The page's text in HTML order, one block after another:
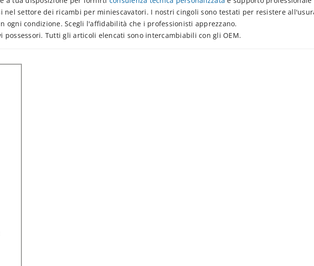
nel settore dei ricambi per miniescavatori. I nostri cingoli sono testati per resistere
ogni condizione. Scegli l'affidabilità che i professionisti apprezzano.
Tutti gli articoli elencati sono intercambiabili con gli OEM.